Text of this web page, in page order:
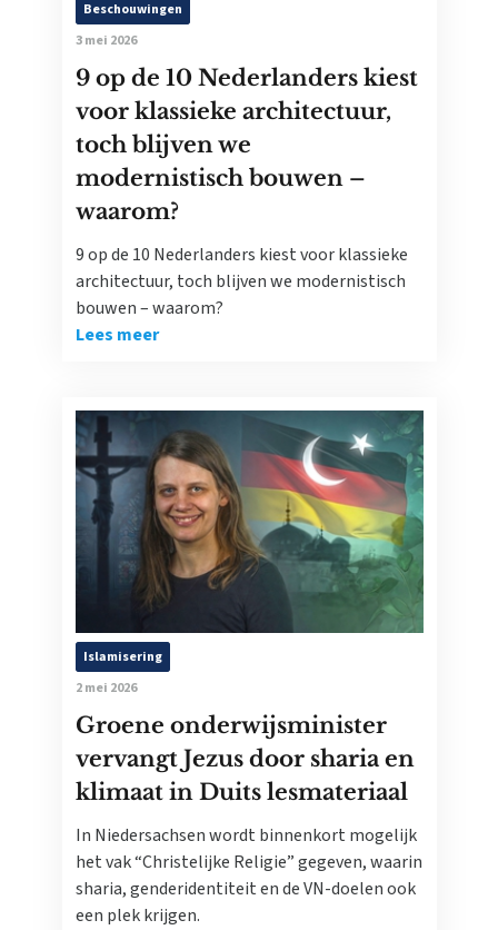
Beschouwingen
3 mei 2026
9 op de 10 Nederlanders kiest
voor klassieke architectuur,
toch blijven we
modernistisch bouwen –
waarom?
9 op de 10 Nederlanders kiest voor klassieke
architectuur, toch blijven we modernistisch
bouwen – waarom?
Lees meer
Islamisering
2 mei 2026
Groene onderwijsminister
vervangt Jezus door sharia en
klimaat in Duits lesmateriaal
In Niedersachsen wordt binnenkort mogelijk
het vak “Christelijke Religie” gegeven, waarin
sharia, genderidentiteit en de VN-doelen ook
een plek krijgen.